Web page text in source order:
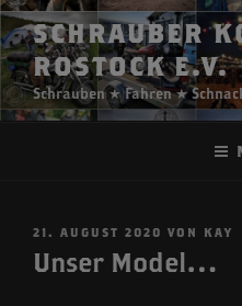
Zum
Inhalt
springen
SCHRAUBER
ROSTOCK E.V.
Schrauben ★ Fahren ★
VERÖFFENTLICHT
21. AUGUST 2020 VON KAY
Unser Model…